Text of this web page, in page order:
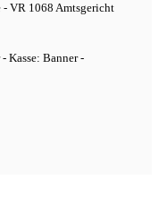
- VR 1068 Amtsgericht
Kasse: Banner -